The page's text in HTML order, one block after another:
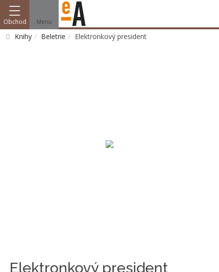
Obchod Menu
Knihy Beletrie Elektronkový president
Elektronkový president